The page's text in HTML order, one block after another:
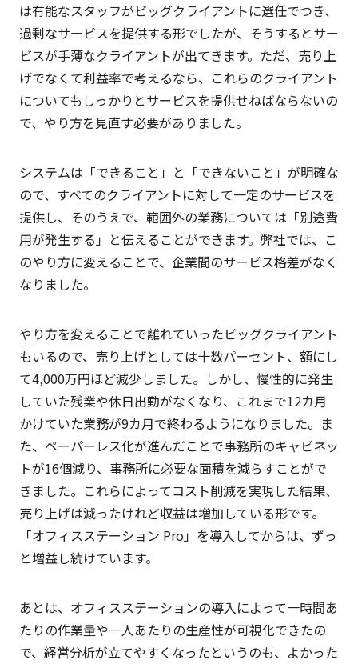
は有能なスタッフがビッグクライアントに選任でつき、
過剰なサービスを提供する形でしたが、そうするとサー
ビスが手薄なクライアントが出てきます。ただ、売り上
げでなくて利益率で考えるなら、これらのクライアント
についてもしっかりとサービスを提供せねばならないの
で、やり方を見直す必要がありました。
システムは「できること」と「できないこと」が明確な
ので、すべてのクライアントに対して一定のサービスを
提供し、そのうえで、範囲外の業務については「別途費
用が発生する」と伝えることができます。弊社では、こ
のやり方に変えることで、企業間のサービス格差がなく
なりました。
やり方を変えることで離れていったビッグクライアント
もいるので、売り上げとしては十数パーセント、額にし
て4,000万円ほど減少しました。しかし、慢性的に発生
していた残業や休日出勤がなくなり、これまで12カ月
かけていた業務が9カ月で終わるようになりました。ま
た、ペーパーレス化が進んだことで事務所のキャビネッ
トが16個減り、事務所に必要な面積を減らすことがで
きました。これらによってコスト削減を実現した結果、
売り上げは減ったけれど収益は増加している形です。
「オフィスステーション Pro」を導入してからは、ずっ
と増益し続けています。
あとは、オフィスステーションの導入によって一時間あ
たりの作業量や一人あたりの生産性が可視化できたの
で、経営分析が立てやすくなったというのも、よかった